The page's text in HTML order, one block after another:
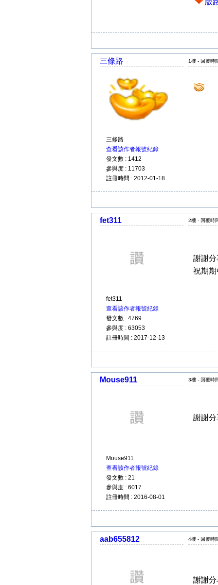
版
三條路
三條路
查看該作者報號紀錄
發文數 : 1412
參與度 : 11703
註冊時間 : 2012-01-18
1樓 - 回覆時
fet311
fet311
查看該作者報號紀錄
發文數 : 4769
參與度 : 63053
註冊時間 : 2017-12-13
2樓 - 回覆時
謝謝
祝期期
Mouse911
Mouse911
查看該作者報號紀錄
發文數 : 21
參與度 : 6017
註冊時間 : 2016-08-01
3樓 - 回覆時
謝謝
aab655812 4樓 - 回覆時
謝謝